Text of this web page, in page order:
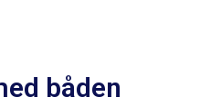
båden